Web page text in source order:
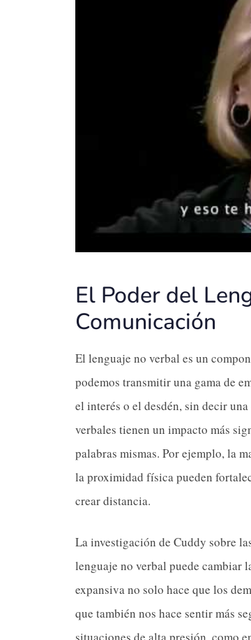
El Poder del
Comunicación
El lenguaje no verbal es un
podemos transmitir una gama de
el interés o el desdén, sin decir
verbales tienen un impacto más
palabras mismas. Por ejemplo, la
la proximidad física pueden
crear distancia.
La investigación de Cuddy sobre
lenguaje no verbal puede cambiar
expansiva no solo hace que los
que también nos hace sentir más